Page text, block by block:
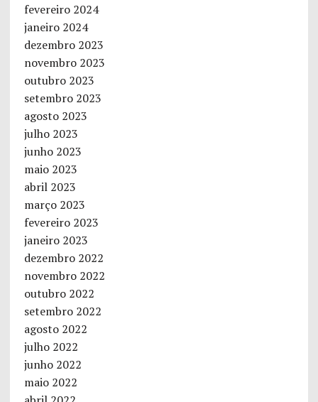
fevereiro 2024
janeiro 2024
dezembro 2023
novembro 2023
outubro 2023
setembro 2023
agosto 2023
julho 2023
junho 2023
maio 2023
abril 2023
março 2023
fevereiro 2023
janeiro 2023
dezembro 2022
novembro 2022
outubro 2022
setembro 2022
agosto 2022
julho 2022
junho 2022
maio 2022